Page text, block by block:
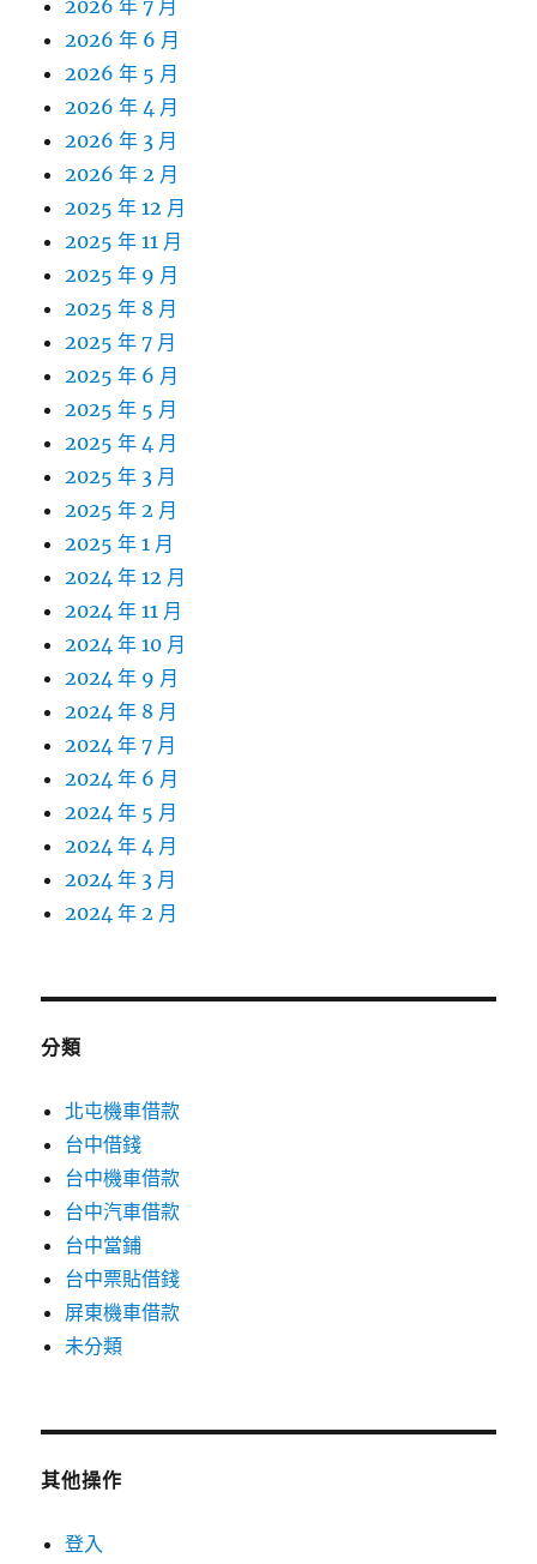
2026 年 7 月
2026 年 6 月
2026 年 5 月
2026 年 4 月
2026 年 3 月
2026 年 2 月
2025 年 12 月
2025 年 11 月
2025 年 9 月
2025 年 8 月
2025 年 7 月
2025 年 6 月
2025 年 5 月
2025 年 4 月
2025 年 3 月
2025 年 2 月
2025 年 1 月
2024 年 12 月
2024 年 11 月
2024 年 10 月
2024 年 9 月
2024 年 8 月
2024 年 7 月
2024 年 6 月
2024 年 5 月
2024 年 4 月
2024 年 3 月
2024 年 2 月
分類
北屯機車借款
台中借錢
台中機車借款
台中汽車借款
台中當鋪
台中票貼借錢
屏東機車借款
未分類
其他操作
登入